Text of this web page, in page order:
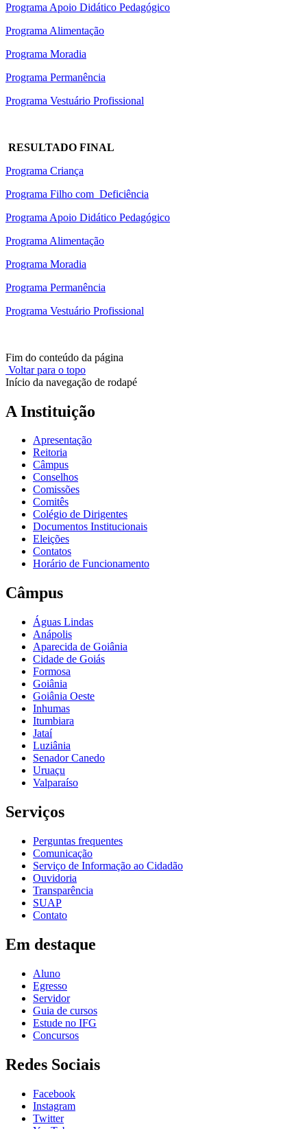
Programa Apoio Didático Pedagógico
Programa Alimentação
Programa Moradia
Programa Permanência
Programa Vestuário Profissional
RESULTADO FINAL
Programa Criança
Programa Filho com Deficiência
Programa Apoio Didático Pedagógico
Programa Alimentação
Programa Moradia
Programa Permanência
Programa Vestuário Profissional
Fim do conteúdo da página
Voltar para o topo
Início da navegação de rodapé
A Instituição
Apresentação
Reitoria
Câmpus
Conselhos
Comissões
Comitês
Colégio de Dirigentes
Documentos Institucionais
Eleições
Contatos
Horário de Funcionamento
Câmpus
Águas Lindas
Anápolis
Aparecida de Goiânia
Cidade de Goiás
Formosa
Goiânia
Goiânia Oeste
Inhumas
Itumbiara
Jataí
Luziânia
Senador Canedo
Uruaçu
Valparaíso
Serviços
Perguntas frequentes
Comunicação
Serviço de Informação ao Cidadão
Ouvidoria
Transparência
SUAP
Contato
Em destaque
Aluno
Egresso
Servidor
Guia de cursos
Estude no IFG
Concursos
Redes Sociais
Facebook
Instagram
Twitter